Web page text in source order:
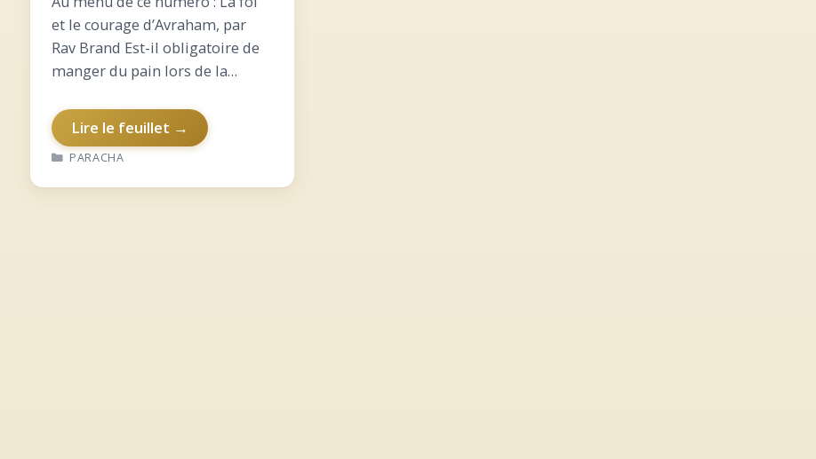
et le courage d’Avraham, par
Rav Brand Est-il obligatoire de
manger du pain lors de la
: la vérité en toutes
circonstances… Vécu de
l’intérieur sur Yéhochoua…
Lire le feuillet →
CATÉGORIES
PARACHA